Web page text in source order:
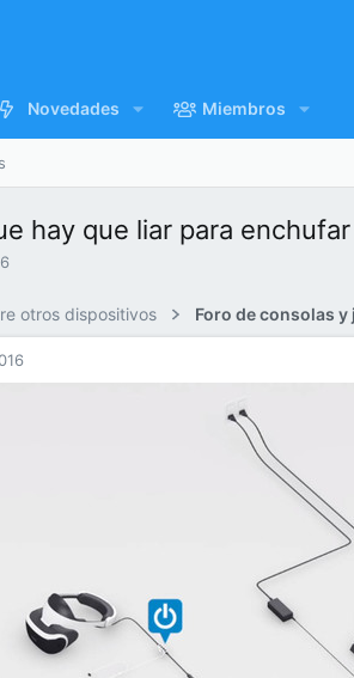
Novedades Miembros
hay que liar para
otros dispositivos Foro de consolas y